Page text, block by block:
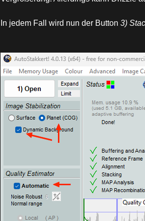
In jedem Fall wird nun der Button 3)